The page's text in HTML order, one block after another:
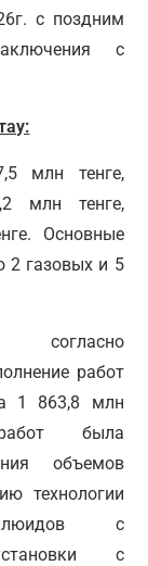
с поздним
с
млн тенге,
млн тенге,
Основные
2 газовых и 5
согласно
работ
1 863,8 млн
была
объемов
технологии
с
с